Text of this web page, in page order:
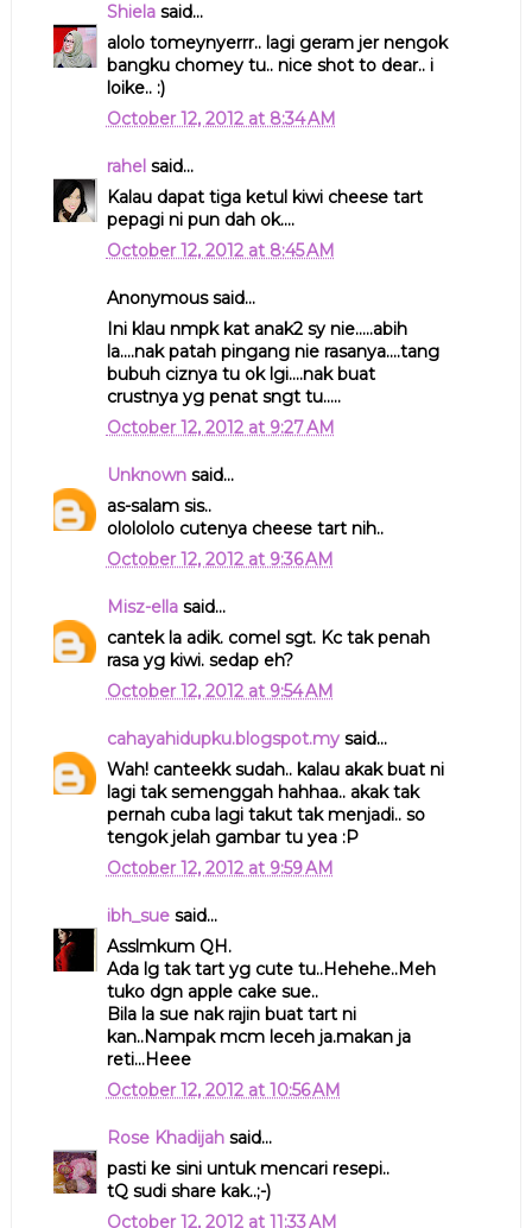
Shielasaid...
alolo tomeynyerrr.. lagi geram jer nengok
bangku chomey tu.. nice shot to dear.. i
loike.. :)
October 12, 2012 at 8:34 AM
rahel said...
Kalau dapat tiga ketul kiwi cheese tart
pepagi ni pun dah ok....
October 12, 2012 at 8:45 AM
Anonymous said...
Ini klau nmpk kat anak2 sy nie.....abih
la....nak patah pingang nie rasanya....tang
bubuh ciznya tu ok lgi....nak buat
crustnya yg penat sngt tu.....
October 12, 2012 at 9:27 AM
Unknownsaid...
as-salam sis..
ololololo cutenya cheese tart nih..
October 12, 2012 at 9:36 AM
Misz-ellasaid...
cantek la adik. comel sgt. Kc tak penah
rasa yg kiwi. sedap eh?
October 12, 2012 at 9:54 AM
cahayahidupku.blogspot.mysaid...
Wah! canteekk sudah.. kalau akak buat ni
lagi tak semenggah hahhaa.. akak tak
pernah cuba lagi takut tak menjadi.. so
tengok jelah gambar tu yea :P
October 12, 2012 at 9:59 AM
ibh_suesaid...
Asslmkum QH.
Ada lg tak tart yg cute tu..Hehehe..Meh
tuko dgn apple cake sue..
Bila la sue nak rajin buat tart ni
kan..Nampak mcm leceh ja.makan ja
reti...Heee
October 12, 2012 at 10:56 AM
Rose Khadijahsaid...
pasti ke sini untuk mencari resepi..
tQ sudi share kak..;-)
October 12, 2012 at 11:33 AM